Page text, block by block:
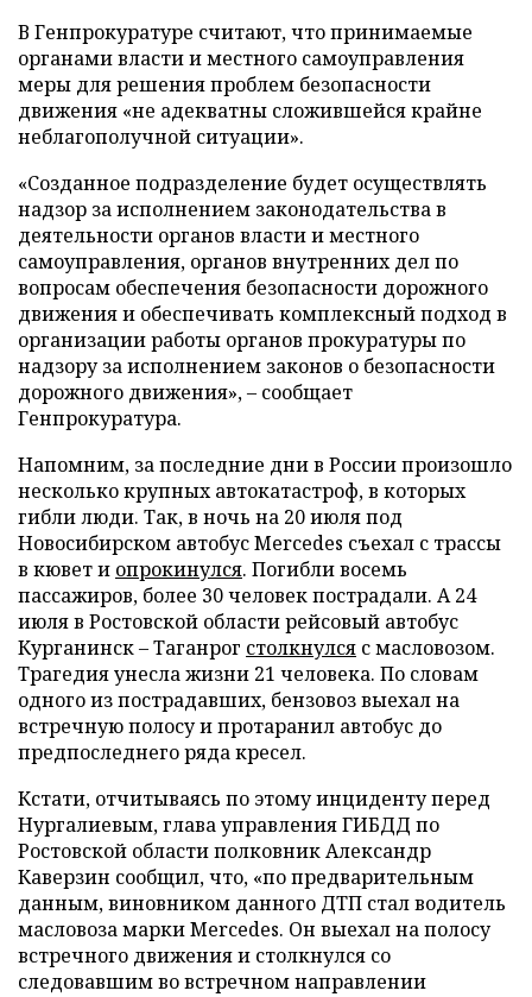
В Генпрокуратуре считают, что принимаемые
органами власти и местного самоуправления
меры для решения проблем безопасности
движения «не адекватны сложившейся крайне
неблагополучной ситуации».
«Созданное подразделение будет осуществлять
надзор за исполнением законодательства в
деятельности органов власти и местного
самоуправления, органов внутренних дел по
вопросам обеспечения безопасности дорожного
движения и обеспечивать комплексный подход в
организации работы органов прокуратуры по
надзору за исполнением законов о безопасности
дорожного движения», – сообщает
Генпрокуратура.
Напомним, за последние дни в России произошло
несколько крупных автокатастроф, в которых
гибли люди. Так, в ночь на 20 июля под
Новосибирском автобус Merсedes съехал с трассы
в кювет и опрокинулся. Погибли восемь
пассажиров, более 30 человек пострадали. А 24
июля в Ростовской области рейсовый автобус
Курганинск – Таганрог столкнулся с масловозом.
Трагедия унесла жизни 21 человека. По словам
одного из пострадавших, бензовоз выехал на
встречную полосу и протаранил автобус до
предпоследнего ряда кресел.
Кстати, отчитываясь по этому инциденту перед
Нургалиевым, глава управления ГИБДД по
Ростовской области полковник Александр
Каверзин сообщил, что, «по предварительным
данным, виновником данного ДТП стал водитель
масловоза марки Merсedes. Он выехал на полосу
встречного движения и столкнулся со
следовавшим во встречном направлении